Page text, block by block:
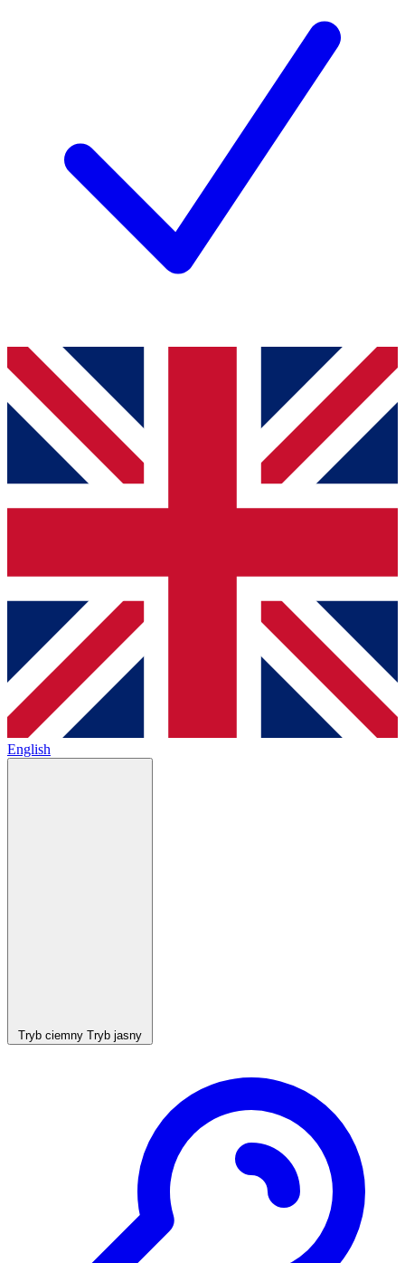
English
Tryb ciemny Tryb jasny